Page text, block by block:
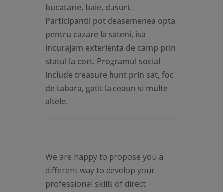
bucatarie, baie, dusuri.
Participantii pot deasemenea opta
pentru cazare la sateni, isa
incurajam exterienta de camp prin
statul la cort. Programul social
include treasure hunt prin sat, foc
de tabara, gatit la ceaun si multe
altele.
We are happy to propose you a
different way to develop your
professional skills of direct